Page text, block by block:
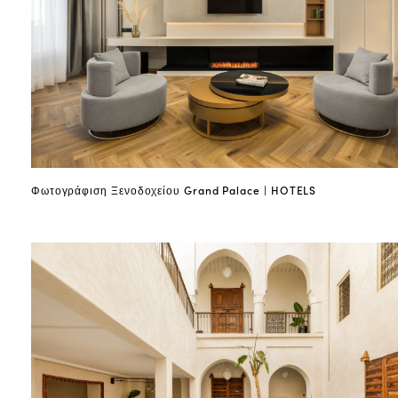
Φωτογράφιση Ξενοδοχείου Grand Palace | HOTELS